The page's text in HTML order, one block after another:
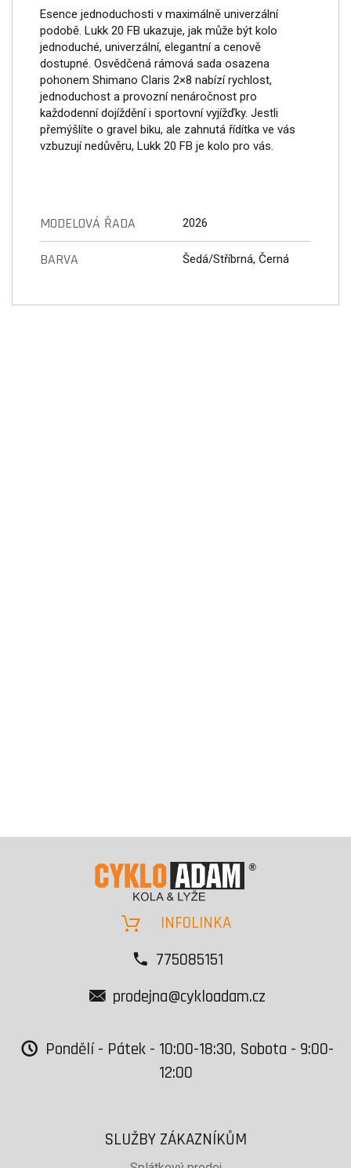
Esence jednoduchosti v maximálně univerzální
podobě. Lukk 20 FB ukazuje, jak může být kolo
jednoduché, univerzální, elegantní a cenově
dostupné. Osvědčená rámová sada osazena
pohonem Shimano Claris 2×8 nabízí rychlost,
jednoduchost a provozní nenáročnost pro
každodenní dojíždění i sportovní vyjížďky. Jestli
přemýšlíte o gravel biku, ale zahnutá řídítka ve vás
vzbuzují nedůvěru, Lukk 20 FB je kolo pro vás.
MODELOVÁ ŘADA 2026
BARVA Šedá/Stříbrná, Černá
INFOLINKA
775085151
prodejna@cykloadam.cz
Pondělí - Pátek - 10:00-18:30, Sobota - 9:00-
12:00
SLUŽBY ZÁKAZNÍKŮM